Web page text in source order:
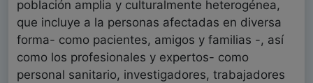
población amplia y culturalmente heterogénea,
que incluye a la personas afectadas en diversa
forma- como pacientes, amigos y familias -, así
como los profesionales y expertos- como
personal sanitario, investigadores, trabajadores